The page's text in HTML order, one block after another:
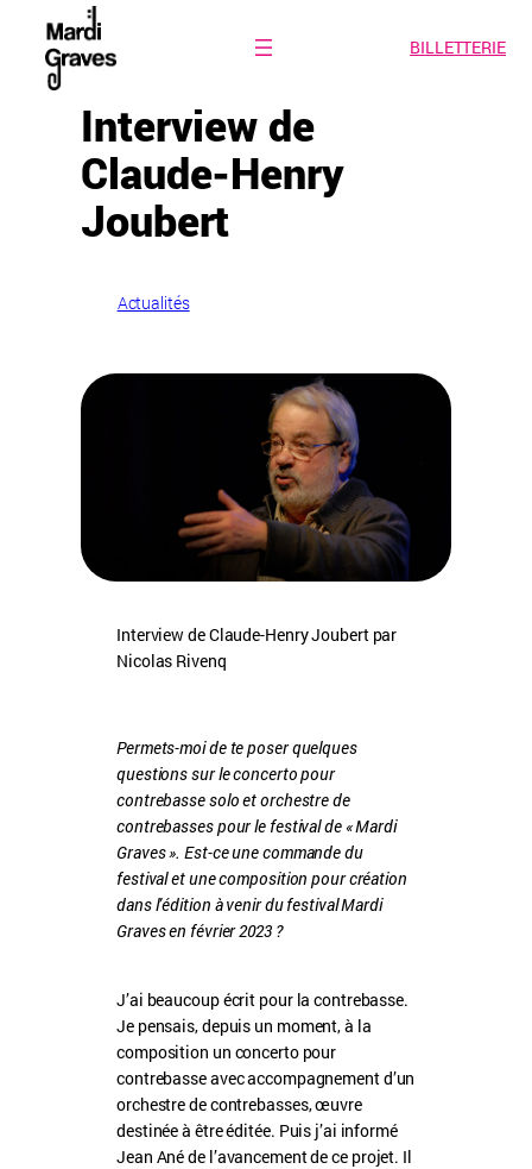
BILLETTERIE
Interview de
Claude-Henry
Joubert
Actualités
Interview de Claude-Henry Joubert par
Nicolas Rivenq
Permets-moi de te poser quelques
questions sur le concerto pour
contrebasse solo et orchestre de
contrebasses pour le festival de « Mardi
Graves ». Est-ce une commande du
festival et une composition pour création
dans l’édition à venir du festival Mardi
Graves en février 2023 ?
J’ai beaucoup écrit pour la contrebasse.
Je pensais, depuis un moment, à la
composition un concerto pour
contrebasse avec accompagnement d’un
orchestre de contrebasses, œuvre
destinée à être éditée. Puis j’ai informé
Jean Ané de l’avancement de ce projet. Il